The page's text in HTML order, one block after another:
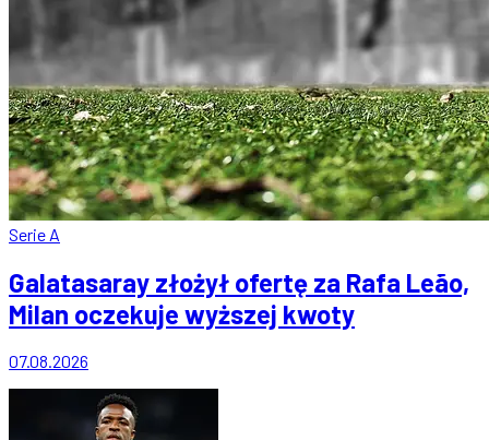
Serie A
Galatasaray złożył ofertę za Rafa Leão,
Milan oczekuje wyższej kwoty
07.08.2026